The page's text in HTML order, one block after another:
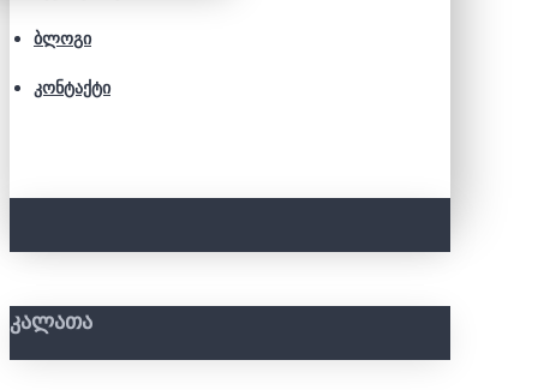
ᲑᲚᲝᲒᲘ
ᲙᲝᲜᲢᲐᲥᲢᲘ
ᲙᲐᲚᲐᲗᲐ